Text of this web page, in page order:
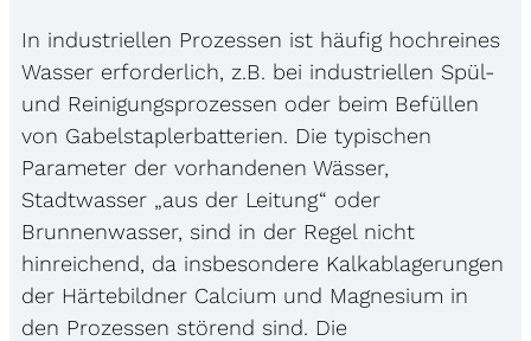
In industriellen Prozessen ist häufig hochreines
Wasser erforderlich, z.B. bei industriellen Spül-
und Reinigungsprozessen oder beim Befüllen
von Gabelstaplerbatterien. Die typischen
Parameter der vorhandenen Wässer,
Stadtwasser „aus der Leitung“ oder
Brunnenwasser, sind in der Regel nicht
hinreichend, da insbesondere Kalkablagerungen
der Härtebildner Calcium und Magnesium in
den Prozessen störend sind. Die